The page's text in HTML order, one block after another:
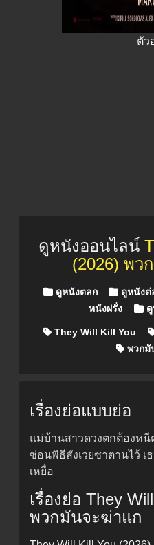
ตัว
ดูหนังออนไลน์
(2026) พว
Posted in
ดูหนังตลก ดูหนังต่
หนังฝรั่ง
They Will Kill You
พวกมั
เรื่องย่อแบบย่อ
แม่บ้านสาวดวงตกต้องห
ซ่อนพิธีสังเวยซาตานไว้ เ
เหยื่อ
เรื่องย่อ They
พวกมันจะฆ่าแก